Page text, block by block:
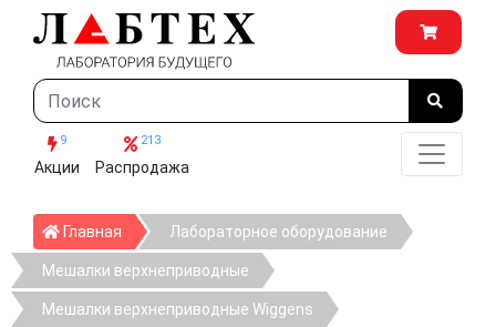
9
Акции
213
Распродажа
Главная ГлавнаяЛабораторное оборудование
Мешалки верхнеприводные
Мешалки верхнеприводные Wiggens